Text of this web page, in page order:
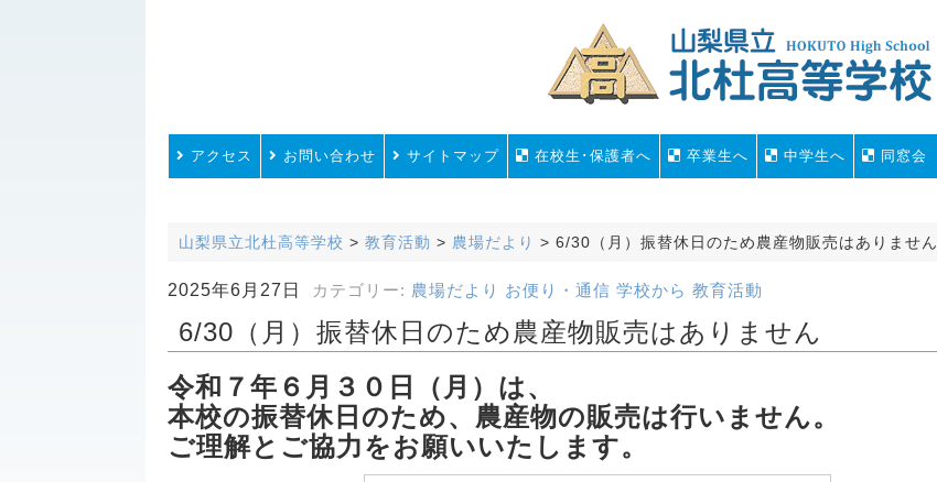
アクセス お問い合わせ サイトマップ 在校生･保護者へ 卒業生へ 中学生へ 同窓会
山梨県立北杜高等学校 > 教育活動 > 農場だより > 6/30（月）振替休日のため農産物販売はありません
2025年6月27日 カテゴリー: 農場だより お便り・通信 学校から 教育活動
6/30（月）振替休日のため農産物販売はありません
令和７年６月３０日（月）は、
本校の振替休日のため、 農産物の販売は行いません。
ご理解とご協力をお願いいたします。